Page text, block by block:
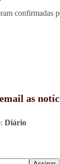
confirmadas
as
Diário